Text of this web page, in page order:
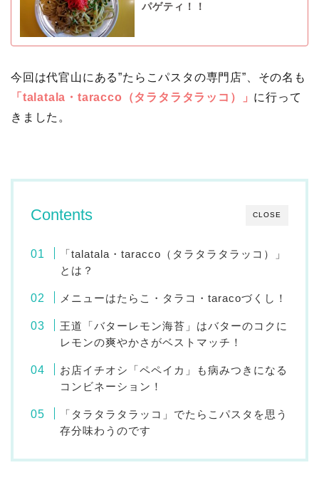
パゲティ！！
今回は代官山にある”たらこパスタの専門店”、その名も
「talatala・taracco（タラタラタラッコ）」 に行って
きました。
CLOSE
Contents
「talatala・taracco（タラタラタラッコ）」
とは？
メニューはたらこ・タラコ・taracoづくし！
王道「バターレモン海苔」はバターのコクに
レモンの爽やかさがベストマッチ！
お店イチオシ「ペペイカ」も病みつきになる
コンビネーション！
「タラタラタラッコ」でたらこパスタを思う
存分味わうのです